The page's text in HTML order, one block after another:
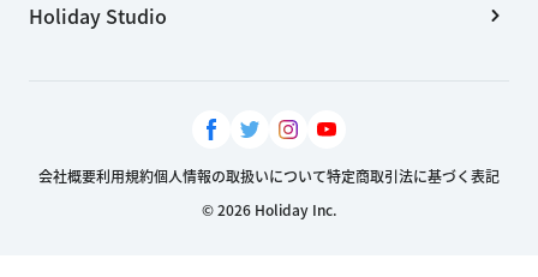
Holiday Studio
会社概要利用規約個人情報の取扱いについて特定商取引法に基づく表記
© 2026 Holiday Inc.